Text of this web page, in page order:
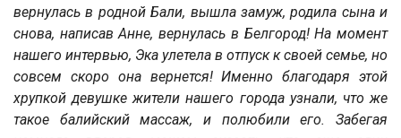
вернулась в родной Бали, вышла замуж, родила сына и
снова, написав Анне, вернулась в Белгород! На момент
нашего интервью, Эка улетела в отпуск к своей семье, но
совсем скоро она вернется! Именно благодаря этой
хрупкой девушке жители нашего города узнали, что же
такое балийский массаж, и полюбили его. Забегая